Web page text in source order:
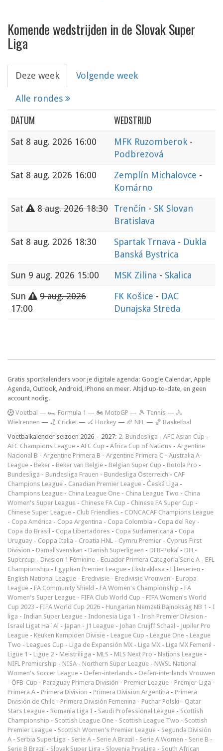
Komende wedstrijden in de Slovak Super
Liga
Deze week Volgende week
Alle rondes
DATUM WEDSTRIJD
Sat 8 aug. 2026 16:00 MFK Ruzomberok -
Podbrezová
Sat 8 aug. 2026 16:00 Zemplín Michalovce -
Komárno
Sat
8 aug. 2026 18:30 Trenčín - SK Slovan
Bratislava
Sat 8 aug. 2026 18:30 Spartak Trnava - Dukla
Banská Bystrica
Sun 9 aug. 2026 15:00 MSK Zilina - Skalica
Sun
9 aug. 2026
17:00
FK Košice - DAC
Dunajska Streda
Gratis sportkalenders voor je digitale agenda: Google Calendar, Apple
Agenda, Outlook, Android, iPhone en meer. Altijd up-to-date, en geen
account nodig.
Voetbal — 🏎️ Formula 1 — 🏍 MotoGP — 🎾 Tennis — 🚴
Wielrennen — 🏏 Cricket — 🏑 Hockey — 🏈 NFL — 🏀 Basketbal
Voetbalkalender seizoen 2026 – 2027: 2. Bundesliga - AFC Asian Cup -
AFC Champions League - AFC Cup - Africa Cup of Nations - Argentine
Nacional B - Argentine Primera B - Argentine Primera C - Australia A-
League - Beker - Beker van België - Belgian Super Cup - Botola Pro -
Bundesliga - Bundesliga Frauen - Bundesliga Österreich - CAF
Champions League - Canadian Premier League - Česká Liga -
Champions League - China League One - China League Two - China
Women's Super League - Chinese FA Cup - Chinese FA Super Cup -
Chinese Super League - Club Friendlies - CONCACAF Champions League
- Copa América - Copa Argentina - Copa Colombia - Copa del Rey -
Copa do Brasil - Copa Libertadores - Copa Sudamericana - Copa
Uruguay - Coppa Italia - Croatia HNL - Cymru Premier - Cyprus First
Division - Damallsvenskan - Danish Superligaen - DFB-Pokal - DFL-
Supercup - Division 1 Féminine - Ecuador Primera Categoría Serie A - EFL
Championship - Egyptian Premier League - Ekstraklasa - Eliteserien -
English National League - Eredivisie - Eredivisie Vrouwen - Europa
League - FA Community Shield - FA Women's Championship - FA
Women's Super League - FIFA Club World Cup - FIFA Women's World
Cup 2023 - FIFA World Cup 2026 - Hungarian Nemzeti Bajnokság NB 1 - I
liga - Indian Super League - Indonesia Liga 1 - Irish Premier Division -
Israel Ligat Ha`Al - Japan - J1 League - Johan Cruijff Schaal - Jupiler Pro
League - Keuken Kampioen Divisie - League Cup - League One - League
Two - Leagues Cup - Liga de Expansión MX - Liga MX - Liga MX Femenil -
Ligue 1 - Ligue 2 - Meistriliiga - MLS - MLS Next Pro - Nations League -
NIFL Premiership - NISA - Northern Super League - NWSL National
Women's Soccer League - Oefen-interlands - Oefen-interlands Vrouwen
- ÖFB-Cup - Paraguay Primera División - Premier League - Premjer-Liga -
Primera A - Primera Division - Primera Division Argentina - Primera
División de Chile - Primera División Femenina - Puchar Polski - Qatar
Stars League - Romania Liga I - Saudi Professional League - Scottish
Championship - Scottish League One - Scottish League Two - Scottish
Premier League - Scottish Women's Premier League - Segunda División
A - Serbia SuperLiga - Serie A - Serie A Brazil - Serie A Women - Serie B -
Serie B Brazil - Slovak Super Liga - Slovenia PrvaLiga - South African